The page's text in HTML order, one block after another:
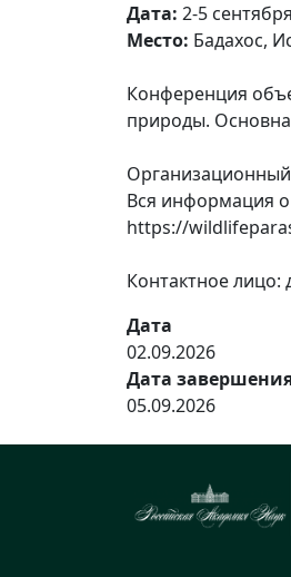
Дата: 2-5
Место: Бадахос,
Конференция
природы.
Вся информация
https://
Контактное лицо:
Дата
02.09.2026
Дата
05.09.2026